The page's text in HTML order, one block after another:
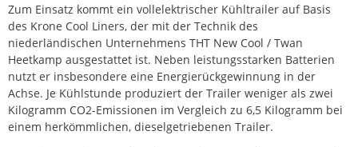
Zum Einsatz kommt ein vollelektrischer Kühltrailer auf Basis
des Krone Cool Liners, der mit der Technik des
niederländischen Unternehmens THT New Cool / Twan
Heetkamp ausgestattet ist. Neben leistungsstarken Batterien
nutzt er insbesondere eine Energierückgewinnung in der
Achse. Je Kühlstunde produziert der Trailer weniger als zwei
Kilogramm CO2-Emissionen im Vergleich zu 6,5 Kilogramm bei
einem herkömmlichen, dieselgetriebenen Trailer.